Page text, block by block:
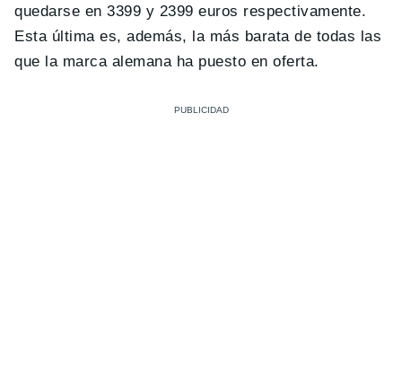
quedarse en 3399 y 2399 euros respectivamente.
Esta última es, además, la más barata de todas las
que la marca alemana ha puesto en oferta.